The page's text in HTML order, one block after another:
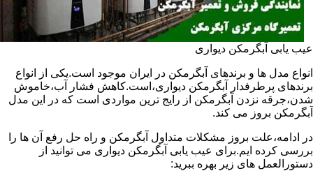
عیب یابی آبگرمکن دیواری
انواع مدل ها و برندهای آبگرمکن در ایران موجود است.یکی از انواع
برندهای پرطرفدار آبگرمکن دیواری،است.کاهش فشار آب،خاموش
شدن،جرقه نزدن آبگرمکن از رایج ترین مواردی است که در این مدل
آبگرمکن بروز می کند.
در ادامه،علت بروز مشکلات متداول آبگرمکن و راه حل رفع آن ها را
بررسی کرده ایم.برای عیب یابی آبگرمکن دیواری می توانید از
دستورالعمل های زیر بهره ببرید: